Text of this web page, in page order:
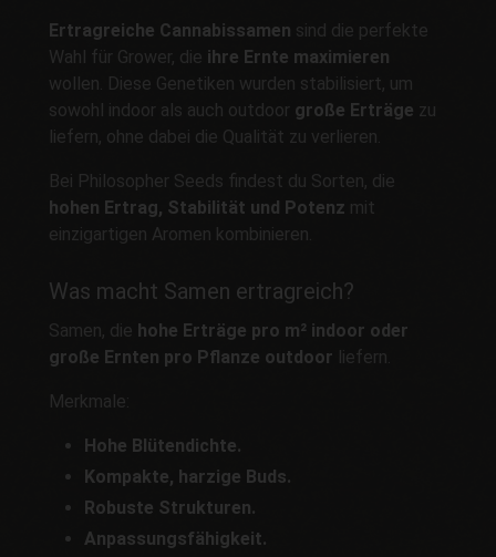
Ertragreiche Cannabissamen sind die perfekte
Wahl für Grower, die ihre Ernte maximieren
wollen. Diese Genetiken wurden stabilisiert, um
sowohl indoor als auch outdoor große Erträge zu
liefern, ohne dabei die Qualität zu verlieren.
Bei Philosopher Seeds findest du Sorten, die
hohen Ertrag, Stabilität und Potenz mit
einzigartigen Aromen kombinieren.
Was macht Samen ertragreich?
Samen, die hohe Erträge pro m² indoor oder
große Ernten pro Pflanze outdoor liefern.
Merkmale:
Hohe Blütendichte.
Kompakte, harzige Buds.
Robuste Strukturen.
Anpassungsfähigkeit.